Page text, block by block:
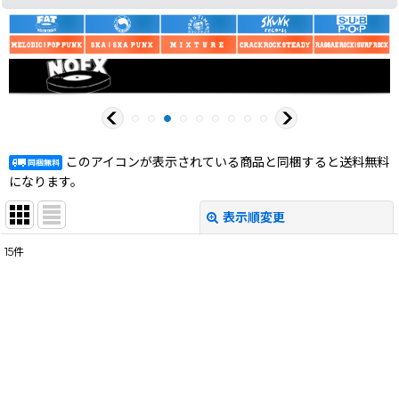
このアイコンが表示されている商品と同梱すると送料無料
になります。
表示順変更
15件